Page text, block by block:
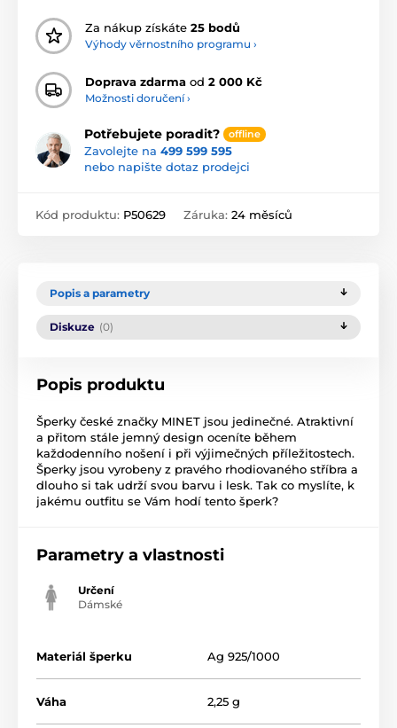
Za nákup získáte 25 bodů
Výhody věrnostního programu ›
Doprava zdarma od 2 000 Kč
Možnosti doručení ›
Potřebujete poradit? offline
Zavolejte na 499 599 595
nebo napište dotaz prodejci
Kód produktu: P50629 Záruka: 24 měsíců
Popis a parametry
Diskuze (0)
Popis produktu
Šperky české značky MINET jsou jedinečné. Atraktivní
a přitom stále jemný design oceníte během
každodenního nošení i při výjimečných příležitostech.
Šperky jsou vyrobeny z pravého rhodiovaného stříbra a
dlouho si tak udrží svou barvu i lesk. Tak co myslíte, k
jakému outfitu se Vám hodí tento šperk?
Parametry a vlastnosti
Určení
Dámské
Materiál šperku Ag 925/1000
Váha 2,25 g